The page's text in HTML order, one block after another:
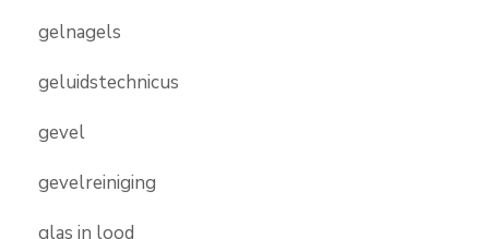
gelnagels
geluidstechnicus
gevel
gevelreiniging
glas in lood